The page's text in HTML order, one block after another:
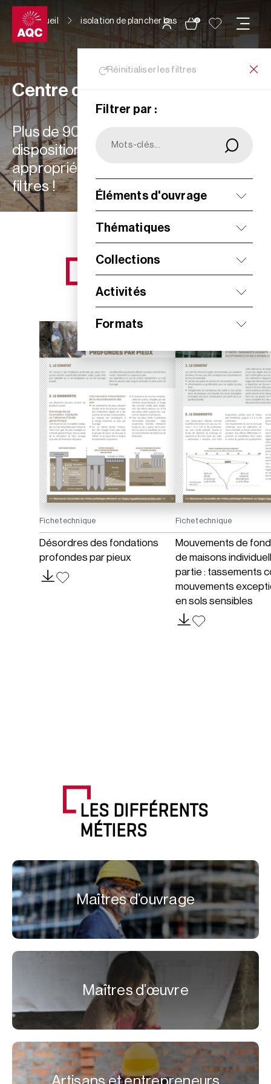
Panneau de gestion des cookies
0
Accueil isolation de plancher bas
Réinitialiser les filtres
Filtrer par :
Éléments d'ouvrage
Thématiques
Collections
Activités
Formats
Centre de ressources
Plus de 900 ressources à votre
disposition : choisissez les plus
appropriées à vos besoins grâce aux
filtres !
NOS NOUVEAUTÉS
Fiche technique
Désordres des fondations
profondes par pieux
Fiche technique
Mouvements de
de maisons
partie : tassements
mouvements
en sols sensibles
LES DIFFÉRENTS
MÉTIERS
Maîtres d’ouvrage
Maîtres d’œuvre
Artisans et entrepreneurs